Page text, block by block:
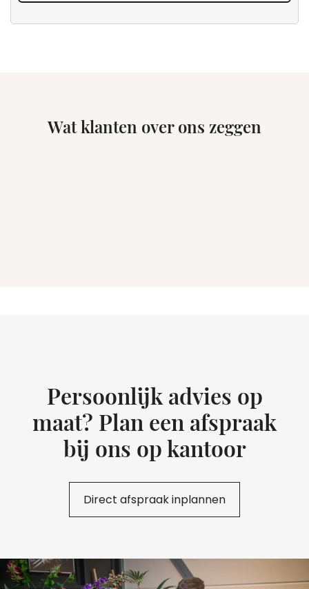
Wat klanten over ons zeggen
Persoonlijk advies op
maat? Plan een afspraak
bij ons op kantoor
Direct afspraak inplannen